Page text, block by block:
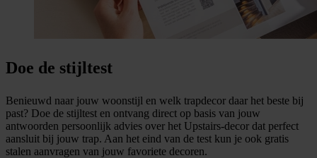
Doe de stijltest
Benieuwd naar jouw woonstijl en welk trapdecor daar het beste bij
past? Doe de stijltest en ontvang direct op basis van jouw
antwoorden persoonlijk advies over het Upstairs-decor dat perfect
aansluit bij jouw trap. Aan het eind van de test kun je ook gratis
stalen aanvragen van jouw favoriete decoren.